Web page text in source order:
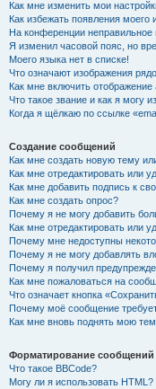
Как мне изменить мои
Как избежать появления
На конференции неправильное
Я изменил часовой пояс, но
Моего языка нет в списке!
Что означают изображения
Как мне включить отображение
Что такое звание и как я могу
Когда я щёлкаю по ссылке
Создание сообщений
Как мне создать новую тему
Как мне отредактировать или
Как мне добавить подпись к
Как мне создать опрос?
Почему я не могу добавить
Как мне отредактировать или
Почему мне недоступны
Почему я не могу добавлять
Почему я получил
Как мне пожаловаться на
Что означает кнопка
Почему моё сообщение
Как мне вновь поднять мою
Форматирование сообщений
Что такое BBCode?
Могу ли я использовать HTML?